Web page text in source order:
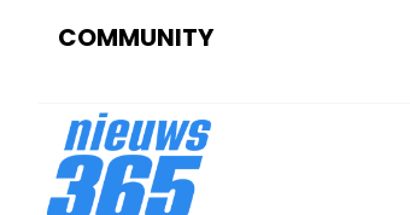
COMMUNITY